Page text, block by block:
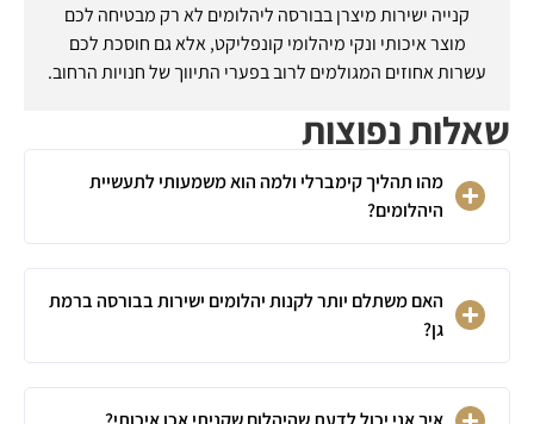
קנייה ישירות מיצרן בבורסה ליהלומים לא רק מבטיחה לכם
מוצר איכותי ונקי מיהלומי קונפליקט, אלא גם חוסכת לכם
עשרות אחוזים המגולמים לרוב בפערי התיווך של חנויות הרחוב.
שאלות נפוצות
מהו תהליך קימברלי ולמה הוא משמעותי לתעשיית
היהלומים?
האם משתלם יותר לקנות יהלומים ישירות בבורסה ברמת
גן?